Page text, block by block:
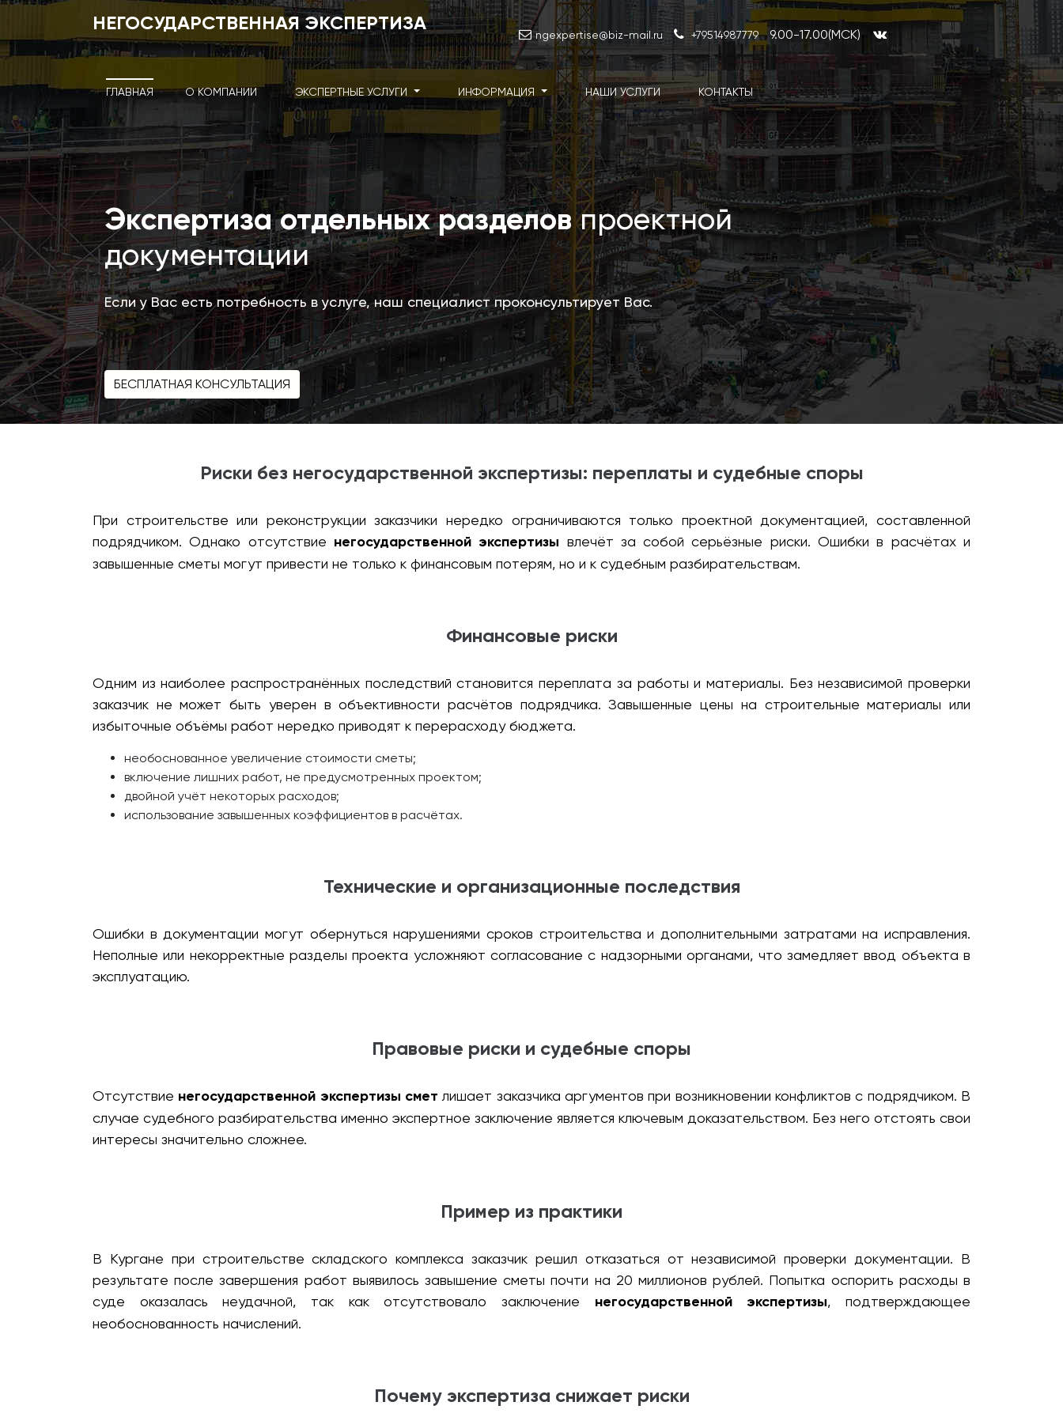
НЕГОСУДАРСТВЕННАЯ ЭКСПЕРТИЗА
ngexpertise@biz-mail.ru +79514987779 9.00-17.00(МСК)
ГЛАВНАЯ О КОМПАНИИ ЭКСПЕРТНЫЕ УСЛУГИ ИНФОРМАЦИЯ НАШИ УСЛУГИ КОНТАКТЫ
Экспертиза отдельных разделовпроектной
документации
Если у Вас есть потребность в услуге, наш специалист проконсультирует Вас.
БЕСПЛАТНАЯ КОНСУЛЬТАЦИЯ
Риски без негосударственной экспертизы: переплаты и судебные споры
При строительстве или реконструкции заказчики нередко ограничиваются только проектной документацией, составленной
подрядчиком. Однако отсутствие негосударственной экспертизы влечёт за собой серьёзные риски. Ошибки в расчётах и
завышенные сметы могут привести не только к финансовым потерям, но и к судебным разбирательствам.
Финансовые риски
Одним из наиболее распространённых последствий становится переплата за работы и материалы. Без независимой проверки
заказчик не может быть уверен в объективности расчётов подрядчика. Завышенные цены на строительные материалы или
избыточные объёмы работ нередко приводят к перерасходу бюджета.
необоснованное увеличение стоимости сметы;
включение лишних работ, не предусмотренных проектом;
двойной учёт некоторых расходов;
использование завышенных коэффициентов в расчётах.
Технические и организационные последствия
Ошибки в документации могут обернуться нарушениями сроков строительства и дополнительными затратами на исправления.
Неполные или некорректные разделы проекта усложняют согласование с надзорными органами, что замедляет ввод объекта в
эксплуатацию.
Правовые риски и судебные споры
Отсутствие негосударственной экспертизы смет лишает заказчика аргументов при возникновении конфликтов с подрядчиком. В
случае судебного разбирательства именно экспертное заключение является ключевым доказательством. Без него отстоять свои
интересы значительно сложнее.
Пример из практики
В Кургане при строительстве складского комплекса заказчик решил отказаться от независимой проверки документации. В
результате после завершения работ выявилось завышение сметы почти на 20 миллионов рублей. Попытка оспорить расходы в
суде оказалась неудачной, так как отсутствовало заключение негосударственной экспертизы, подтверждающее
необоснованность начислений.
Почему экспертиза снижает риски